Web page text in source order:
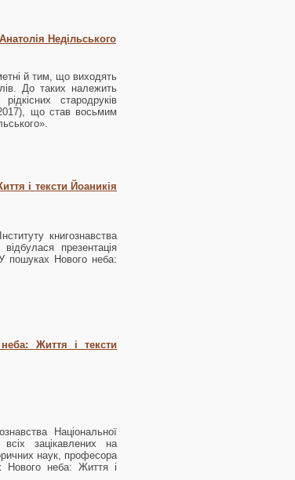
Недільського
й тим, що виходять
До таких належить
стародруків
2017), що став восьмим
і тексти Йоаникія
книгознавства
презентація
пошуках Нового неба:
Життя і тексти
Національної
всіх зацікавлених на
наук, професора
Нового неба: Життя і